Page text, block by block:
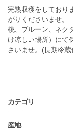
完熟収穫をしており
がりくださいませ。
桃、プルーン、ネク
け涼しい場所）にて
さいませ。(長期冷
カテゴリ
産地